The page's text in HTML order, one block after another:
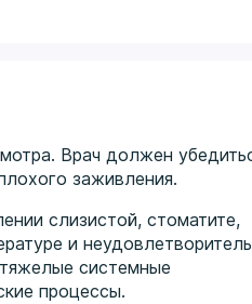
Врач должен
заживления.
слизистой, стоматите,
и
системные
процессы.